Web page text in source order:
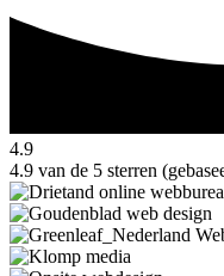
4.9
4.9 van de 5 sterren